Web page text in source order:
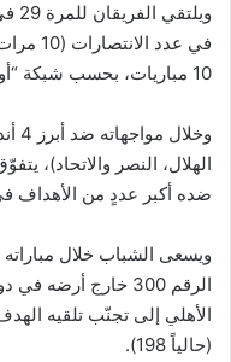
10 مباريات، بحسب شبكة “أوبتا” للإحصاءات.
الهلال، النصر والاتحاد)،
ضده أكبر عددٍ من الأهداف في
ويسعى الشباب خلال
(حالياً 198).